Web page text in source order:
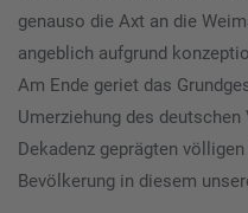
genauso die Axt an die
angeblich aufgrund
Am Ende geriet das
Umerziehung des
Dekadenz geprägten
Bevölkerung in diesem